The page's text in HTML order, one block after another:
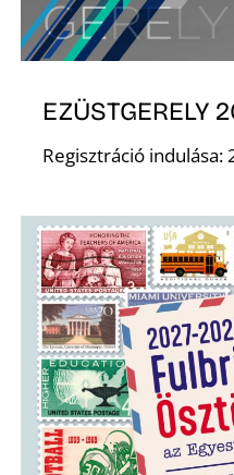
EZÜSTGERELY
Regisztráció indulása: